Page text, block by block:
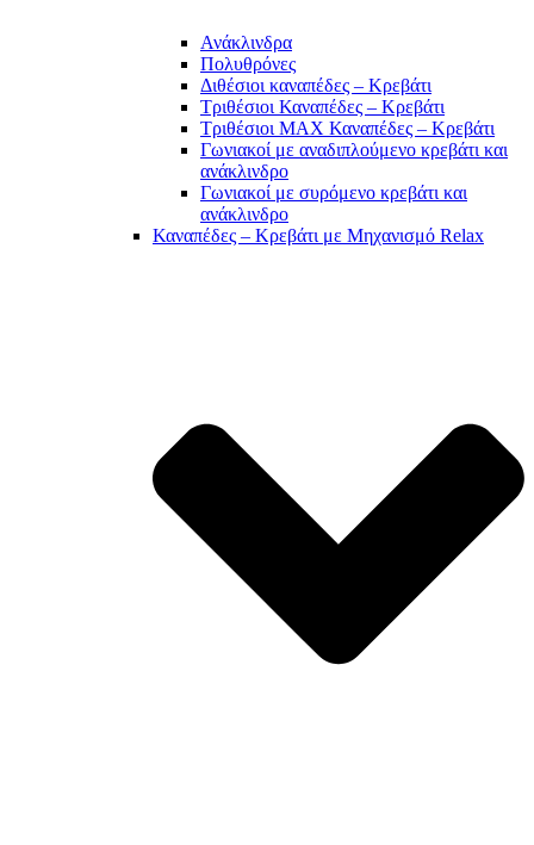
Ανάκλινδρα
Πολυθρόνες
Διθέσιοι καναπέδες – Κρεβάτι
Τριθέσιοι Καναπέδες – Κρεβάτι
Τριθέσιοι MAX Καναπέδες – Κρεβάτι
Γωνιακοί με αναδιπλούμενο κρεβάτι και
ανάκλινδρο
Γωνιακοί με συρόμενο κρεβάτι και
ανάκλινδρο
Καναπέδες – Κρεβάτι με Μηχανισμό Relax